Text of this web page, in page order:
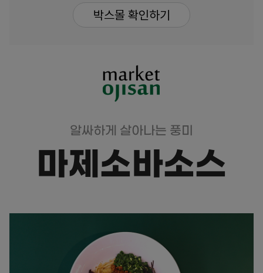
박스몰 확인하기
알싸하게 살아나는 풍미
마제소바소스